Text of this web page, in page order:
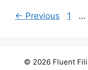
← Previous Page
1 …
© 2026 Fluent